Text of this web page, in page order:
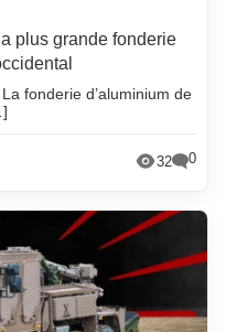
plus grande fonderie
fonderie d’aluminium de
32 0